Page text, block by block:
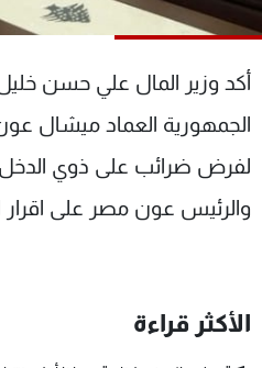
أكد وزير المال علي حسن
الجمهورية العماد ميشال
لفرض ضرائب على ذوي الدخل
والرئيس عون مصر على اقرار
الأكثر قراءة
الترددات
عن MTV
لاعلاناتكم